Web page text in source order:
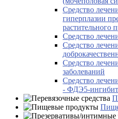
Средство
гиперплазии
растительного
Средство
Средство
Средство
заболеваний
Средство
- ФДЭ5-